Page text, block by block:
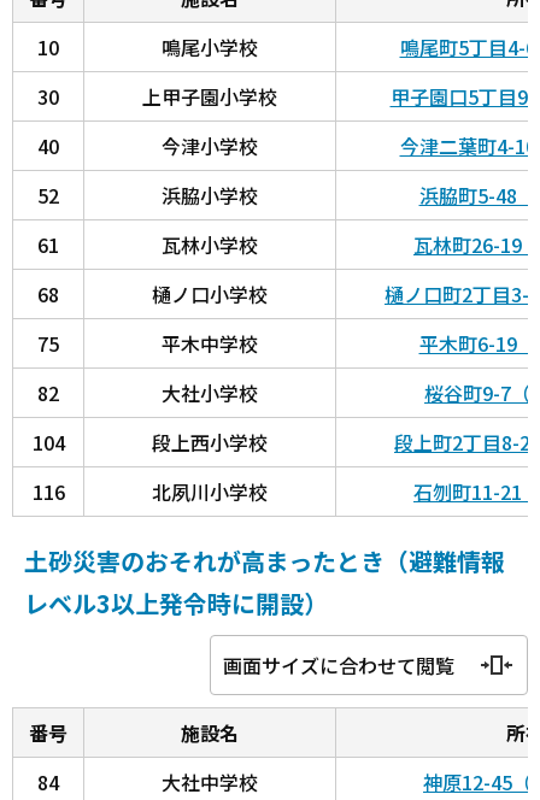
10
鳴尾小学校
鳴尾町5丁目4-
30
上甲子園小学校
甲子園口5丁目
40
今津小学校
今津二葉町4-
52
浜脇小学校
浜脇町5-48
61
瓦林小学校
瓦林町26-19
68
樋ノ口小学校
樋ノ口町2丁目3-
75
平木中学校
平木町6-19
82
大社小学校
桜谷町9-7（
104
段上西小学校
段上町2丁目8-
116
北夙川小学校 石刎町11-21
土砂災害のおそれが高まったとき（避難情報
レベル3以上発令時に開設）
画面サイズに合わせて閲覧
番号 施設名
所
84
大社中学校 神原12-45（